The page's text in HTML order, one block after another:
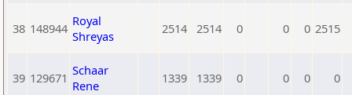
38 148944 Royal
Shreyas
2514 2514 0 0 0 2515
39 129671 Schaar
Rene
1339 1339 0 0 0 0